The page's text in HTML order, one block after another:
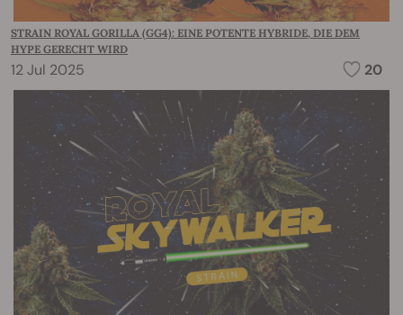
STRAIN ROYAL GORILLA (GG4): EINE POTENTE HYBRIDE, DIE DEM
HYPE GERECHT WIRD
12 Jul 2025 20